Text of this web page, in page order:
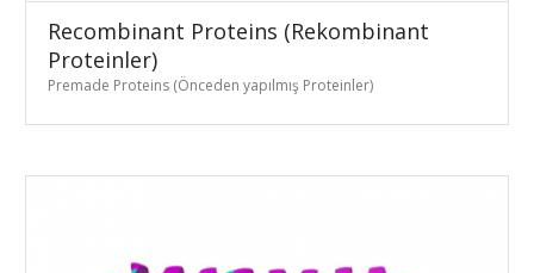
Recombinant Proteins (Rekombinant
Proteinler)
Premade Proteins (Önceden yapılmış Proteinler)